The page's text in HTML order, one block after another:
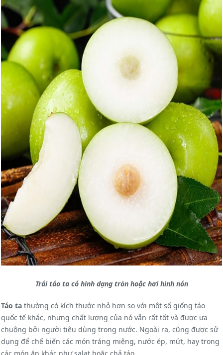
Trái táo ta có hình dạng tròn hoặc hơi hình nón
Táo ta thường có kích thước nhỏ hơn so với một số giống táo
quốc tế khác, nhưng chất lượng của nó vẫn rất tốt và được ưa
chuộng bởi người tiêu dùng trong nước. Ngoài ra, cũng được sử
dụng để chế biến các món tráng miệng, nước ép, mứt, hay trong